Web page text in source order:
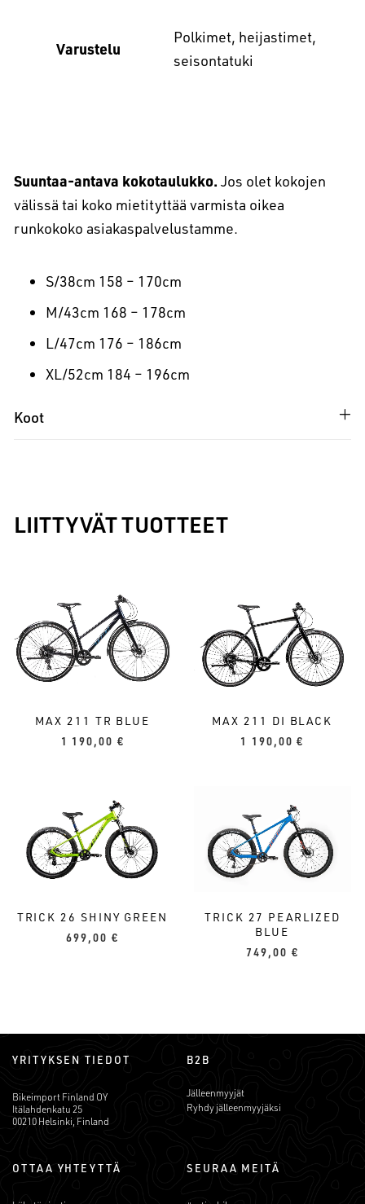
Varustelu
Polkimet, heijastimet,
seisontatuki
Suuntaa-antava kokotaulukko. Jos olet kokojen
välissä tai koko mietityttää varmista oikea
runkokoko asiakaspalvelustamme.
S/38cm 158 – 170cm
M/43cm 168 – 178cm
L/47cm 176 – 186cm
XL/52cm 184 – 196cm
Koot
LIITTYVÄT TUOTTEET
MAX 211 TR BLUE
1 190,00 €
MAX 211 DI BLACK
1 190,00€
TRICK 26 SHINY GREEN
699,00 €
TRICK 27 PEARLIZED
BLUE
749,00 €
YRITYKSEN TIEDOT
Bikeimport Finland OY
Itälahdenkatu 25
00210 Helsinki, Finland
B2B
Jälleenmyyjät
Ryhdy jälleenmyyjäksi
OTTAA YHTEYTTÄ SEURAA MEITÄ